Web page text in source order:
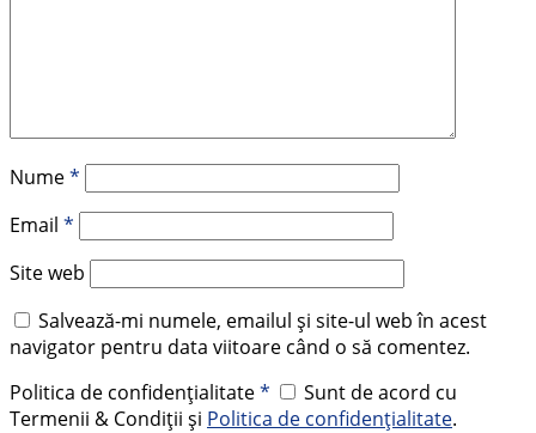
Nume*
Email *
Site web
Salvează-mi numele, emailul și site-ul web în acest
navigator pentru data viitoare când o să comentez.
Politica de confidențialitate*
Sunt de acord cu
Termenii & Condiții și Politica de confidențialitate.